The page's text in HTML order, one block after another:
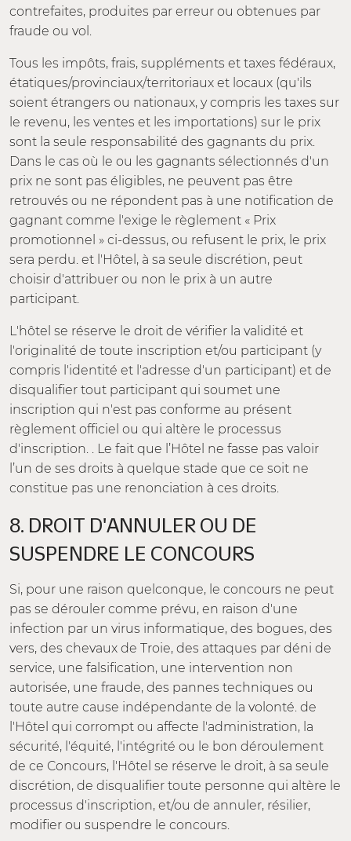
contrefaites, produites par erreur ou obtenues par
fraude ou vol.
Tous les impôts, frais, suppléments et taxes fédéraux,
étatiques/provinciaux/territoriaux et locaux (qu'ils
soient étrangers ou nationaux, y compris les taxes sur
le revenu, les ventes et les importations) sur le prix
sont la seule responsabilité des gagnants du prix.
Dans le cas où le ou les gagnants sélectionnés d'un
prix ne sont pas éligibles, ne peuvent pas être
retrouvés ou ne répondent pas à une notification de
gagnant comme l'exige le règlement « Prix
promotionnel » ci-dessus, ou refusent le prix, le prix
sera perdu. et l'Hôtel, à sa seule discrétion, peut
choisir d'attribuer ou non le prix à un autre
participant.
L'hôtel se réserve le droit de vérifier la validité et
l'originalité de toute inscription et/ou participant (y
compris l'identité et l'adresse d'un participant) et de
disqualifier tout participant qui soumet une
inscription qui n'est pas conforme au présent
règlement officiel ou qui altère le processus
d'inscription. . Le fait que l’Hôtel ne fasse pas valoir
l’un de ses droits à quelque stade que ce soit ne
constitue pas une renonciation à ces droits.
8. DROIT D'ANNULER OU DE
SUSPENDRE LE CONCOURS
Si, pour une raison quelconque, le concours ne peut
pas se dérouler comme prévu, en raison d'une
infection par un virus informatique, des bogues, des
vers, des chevaux de Troie, des attaques par déni de
service, une falsification, une intervention non
autorisée, une fraude, des pannes techniques ou
toute autre cause indépendante de la volonté. de
l'Hôtel qui corrompt ou affecte l'administration, la
sécurité, l'équité, l'intégrité ou le bon déroulement
de ce Concours, l'Hôtel se réserve le droit, à sa seule
discrétion, de disqualifier toute personne qui altère le
processus d'inscription, et/ou de annuler, résilier,
modifier ou suspendre le concours.